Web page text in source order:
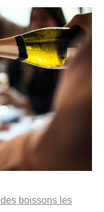
des boissons les